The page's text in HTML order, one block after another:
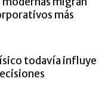
más
todavía influye